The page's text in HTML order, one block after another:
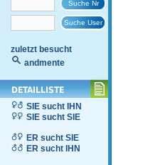
zuletzt besucht
andmente
SIE sucht IHN
SIE sucht SIE
ER sucht SIE
ER sucht IHN